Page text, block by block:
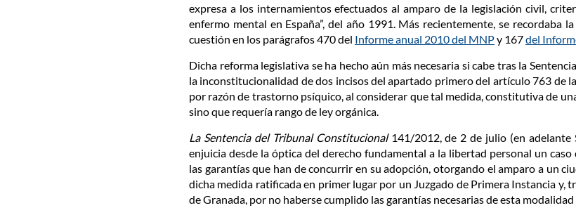
expresa a los internamientos efectuados al amparo de la legislación civil,
enfermo mental en España”, del año 1991. Más recientemente, se recordaba
cuestión en los parágrafos 470 del Informe anual 2010 del MNPy 167del
Dicha reforma legislativa se ha hecho aún más necesaria si cabe tras la
la inconstitucionalidad de dos incisos del apartado primero del artículo 763
por razón de trastorno psíquico, al considerar que tal medida, constitutiva de
sino que requería rango de ley orgánica.
La Sentencia del Tribunal Constitucional 141/2012, de 2 de julio (en
enjuicia desde la óptica del derecho fundamental a la libertad personal un
las garantías que han de concurrir en su adopción, otorgando el amparo a un
dicha medida ratificada en primer lugar por un Juzgado de Primera Instancia
de Granada, por no haberse cumplido las garantías necesarias de esta